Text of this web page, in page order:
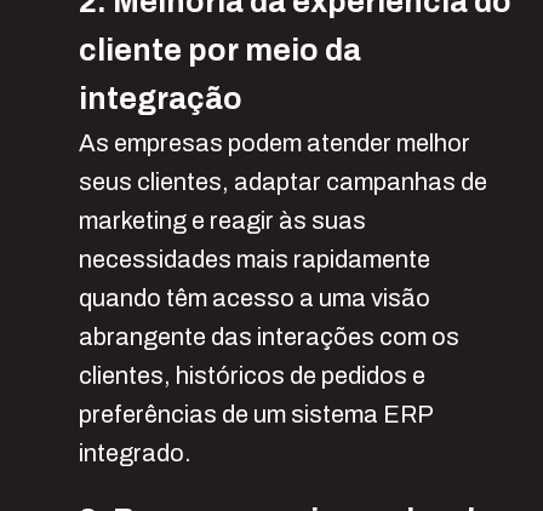
cliente por meio da
integração
As empresas podem atender melhor
seus clientes, adaptar campanhas de
marketing e reagir às suas
necessidades mais rapidamente
quando têm acesso a uma visão
abrangente das interações com os
clientes, históricos de pedidos e
preferências de um sistema ERP
integrado.